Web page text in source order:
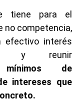
tiene para el
no competencia,
efectivo interés
y reunir
mínimos de
intereses que